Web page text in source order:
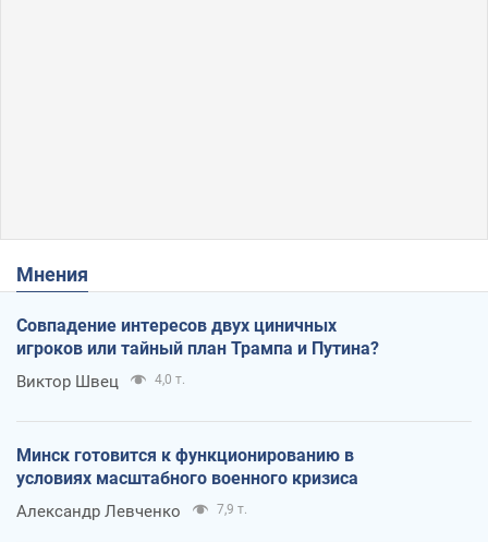
Мнения
Совпадение интересов двух циничных
игроков или тайный план Трампа и Путина?
Виктор Швец 4,0 т.
Минск готовится к функционированию в
условиях масштабного военного кризиса
Александр Левченко 7,9 т.